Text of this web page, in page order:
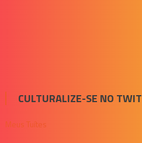
CULTURALIZE-SE NO
Meus Tuítes